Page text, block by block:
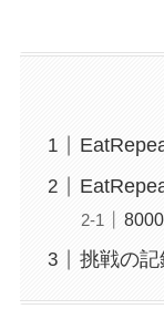
挑戦の記